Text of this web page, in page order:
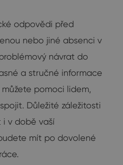
odpovědi před
nebo jiné absenci v
návrat do
a stručné informace
pomoci lidem,
Důležité záležitosti
i v době vaší
mít po dovolené